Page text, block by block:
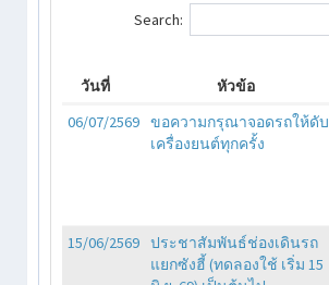
Search:
วันที่ หัวข้อ
06/07/2569 ขอความกรุณาจอดรถให้ดับ
เครื่องยนต์ทุกครั้ง
15/06/2569 ประชาสัมพันธ์ช่องเดินรถ
แยกซังฮี้ (ทดลองใช้ เริ่ม 15